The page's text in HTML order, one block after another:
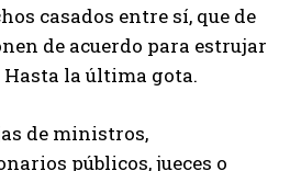
casados entre sí, que de
de acuerdo para estrujar
la última gota.
de ministros,
públicos, jueces o